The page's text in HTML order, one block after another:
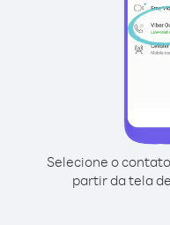
Selecione o
partir da tela